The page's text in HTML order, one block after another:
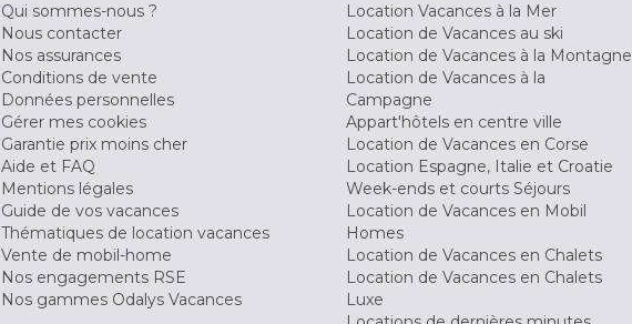
Qui sommes-nous ?
Nous contacter
Nos assurances
Conditions de vente
Données personnelles
Gérer mes cookies
Garantie prix moins cher
Aide et FAQ
Mentions légales
Guide de vos vacances
Thématiques de location vacances
Vente de mobil-home
Nos engagements RSE
Nos gammes Odalys Vacances
Location Vacances à la Mer
Location de Vacances au ski
Location de Vacances à la Montagne
Location de Vacances à la
Campagne
Appart'hôtels en centre ville
Location de Vacances en Corse
Location Espagne, Italie et Croatie
Week-ends et courts Séjours
Location de Vacances en Mobil
Homes
Location de Vacances en Chalets
Location de Vacances en Chalets
Luxe